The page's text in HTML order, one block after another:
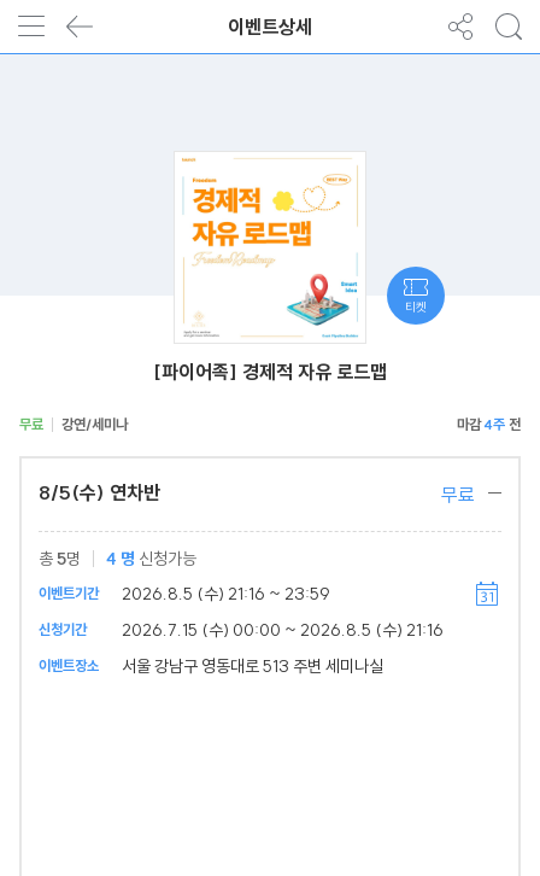
이벤트상세
[파이어족] 경제적 자유 로드맵
무료 강연/세미나 4주
8/5(수) 연차반 무료
총5명 4 명 신청가능
이벤트기간 2026.8.5 (수) 21:16 ~ 23:59
신청기간 2026.7.15 (수) 00:00 ~ 2026.8.5 (수) 21:16
이벤트장소 서울 강남구 영동대로 513 주변 세미나실
티켓